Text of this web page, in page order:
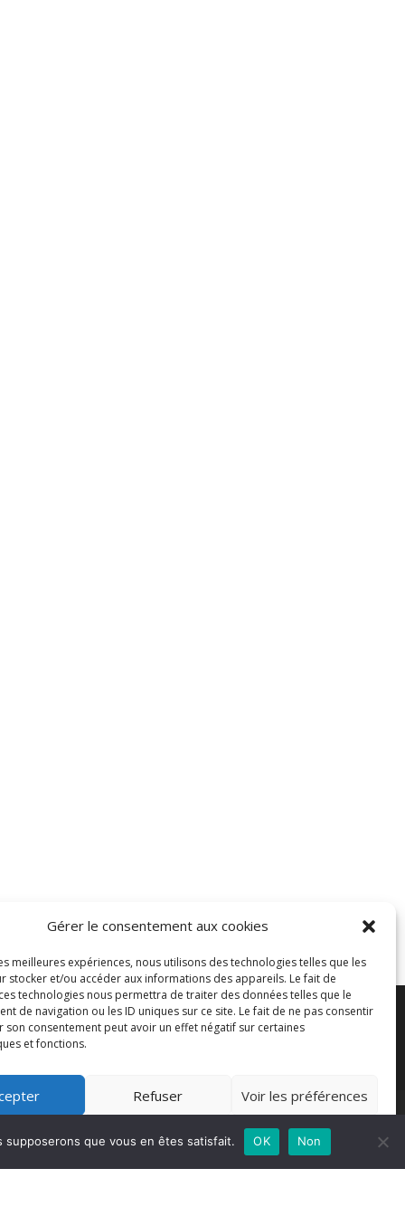
Gérer le consentement aux cookies
meilleures expériences, nous utilisons des technologies telles que les
stocker et/ou accéder aux informations des appareils. Le fait de
technologies nous permettra de traiter des données telles que le
de navigation ou les ID uniques sur ce site. Le fait de ne pas consentir
son consentement peut avoir un effet négatif sur certaines
et fonctions.
Refuser Voir les préférences
Politique de cookies
que vous en êtes satisfait. OK Non